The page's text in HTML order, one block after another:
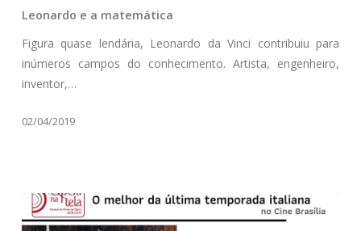
matemática
Leonardo e a matemática
Figura quase lendária, Leonardo da Vinci contribuiu para
inúmeros campos do conhecimento. Artista, engenheiro,
inventor,…
02/04/2019